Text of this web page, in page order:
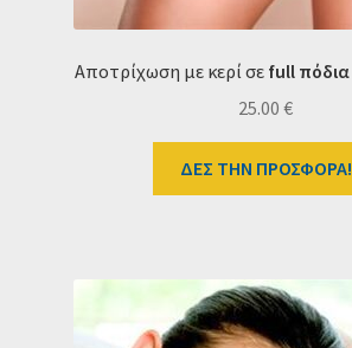
Αποτρίχωση με κερί σε full πόδια
25.00 €
ΔΕΣ ΤΗΝ ΠΡΟΣΦΟΡΑ!